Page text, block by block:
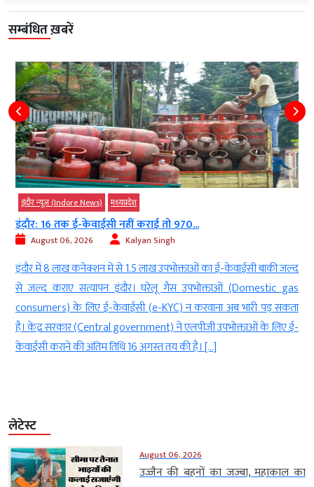
सम्बंधित ख़बरें
News) मध्‍यप्रदेश
ई-केवाईसी नहीं कराई तो 970...
2026 Kalyan Singh
कनेक्शन में से 1.5 लाख उपभोक्ताओं का ई-केवाईसी बाकी जल्द
सत्यापन इंदौर। घरेलू गैस उपभोक्ताओं (Domestic gas
लिए ई-केवाईसी (e-KYC) न करवाना अब भारी पड़ सकता
(Central government) ने एलपीजी उपभोक्ताओं के लिए ई-
की अंतिम तिथि 16 अगस्त तय की है। […]
इंदौर। नगर
जा रहे फोर
लिए हादसों का
लगाई जाने वाली
लेटेस्ट
August 06, 2026
उज्जैन की बहनों का जज्बा, महाकाल का